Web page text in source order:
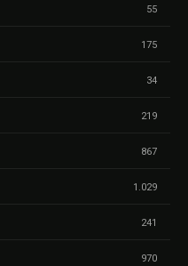
55
175
34
219
867
1.029
241
970